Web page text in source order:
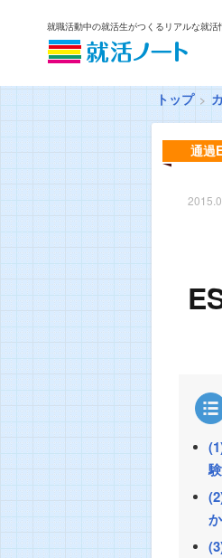
就職活動中の就活生がつくるリアルな就活
トップ
通過